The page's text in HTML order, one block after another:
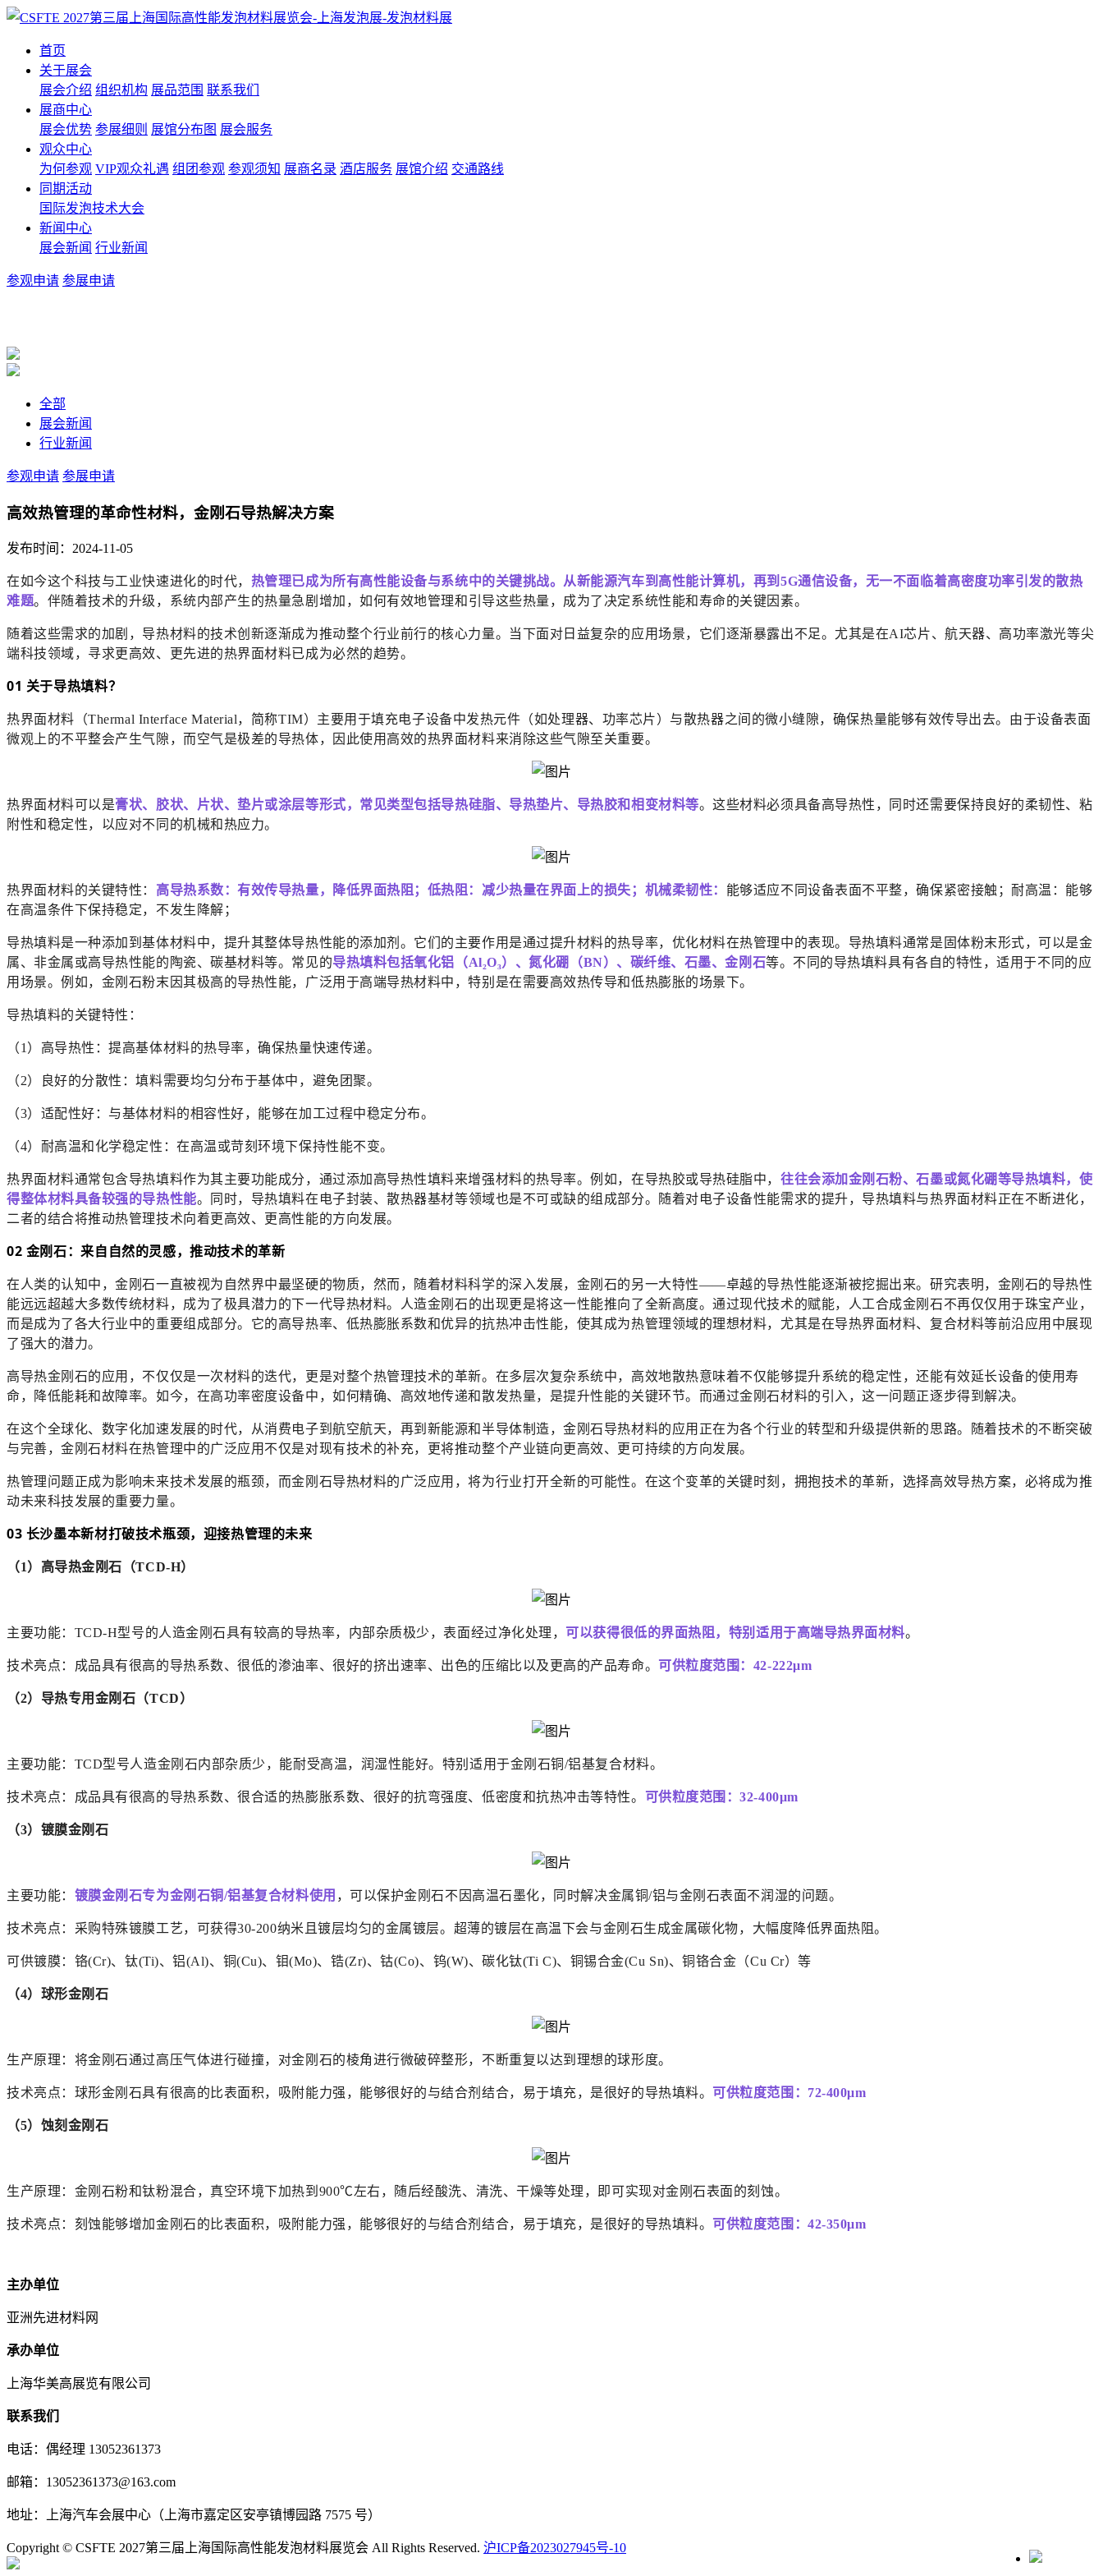
首页
关于展会
展会介绍 组织机构 展品范围 联系我们
展商中心
展会优势 参展细则 展馆分布图 展会服务
观众中心
为何参观 VIP观众礼遇 组团参观 参观须知 展商名录 酒店服务 展馆介绍 交通路线
同期活动
国际发泡技术大会
新闻中心
展会新闻 行业新闻
参观申请 参展申请
全部
展会新闻
行业新闻
参观申请 参展申请
高效热管理的革命性材料，金刚石导热解决方案
发布时间：2024-11-05
在如今这个科技与工业快速进化的时代， 热管理已成为所有高性能设备与系统中的关键挑战。从新能源汽车到高性能计算机，再到5G通信设备，无一不面临着高密度功率引发的散热
难题。伴随着技术的升级，系统内部产生的热量急剧增加，如何有效地管理和引导这些热量，成为了决定系统性能和寿命的关键因素。
随着这些需求的加剧，导热材料的技术创新逐渐成为推动整个行业前行的核心力量。当下面对日益复杂的应用场景，它们逐渐暴露出不足。尤其是在AI芯片、航天器、高功率激光等尖
端科技领域，寻求更高效、更先进的热界面材料已成为必然的趋势。
01 关于导热填料？
热界面材料（Thermal Interface Material，简称TIM）主要用于填充电子设备中发热元件（如处理器、功率芯片）与散热器之间的微小缝隙，确保热量能够有效传导出去。由于设备表面
微观上的不平整会产生气隙，而空气是极差的导热体，因此使用高效的热界面材料来消除这些气隙至关重要。
热界面材料可以是膏状、胶状、片状、垫片或涂层等形式，常见类型包括导热硅脂、导热垫片、导热胶和相变材料等。这些材料必须具备高导热性，同时还需要保持良好的柔韧性、粘
附性和稳定性，以应对不同的机械和热应力。
热界面材料的关键特性： 高导热系数：有效传导热量，降低界面热阻；低热阻：减少热量在界面上的损失；机械柔韧性： 能够适应不同设备表面不平整，确保紧密接触；耐高温：能够
在高温条件下保持稳定，不发生降解；
导热填料是一种添加到基体材料中，提升其整体导热性能的添加剂。它们的主要作用是通过提升材料的热导率，优化材料在热管理中的表现。导热填料通常是固体粉末形式，可以是金
属、非金属或高导热性能的陶瓷、碳基材料等。 常见的导热填料包括氧化铝（Al₂O₃）、氮化硼（BN）、碳纤维、石墨、金刚石等。不同的导热填料具有各自的特性，适用于不同的应
用场景。例如，金刚石粉末因其极高的导热性能，广泛用于高端导热材料中，特别是在需要高效热传导和低热膨胀的场景下。
导热填料的关键特性：
（1）高导热性：提高基体材料的热导率，确保热量快速传递。
（2）良好的分散性：填料需要均匀分布于基体中，避免团聚。
（3）适配性好：与基体材料的相容性好，能够在加工过程中稳定分布。
（4）耐高温和化学稳定性：在高温或苛刻环境下保持性能不变。
热界面材料通常包含导热填料作为其主要功能成分，通过添加高导热性填料来增强材料的热导率。例如，在导热胶或导热硅脂中，往往会添加金刚石粉、石墨或氮化硼等导热填料，使
得整体材料具备较强的导热性能。同时，导热填料在电子封装、散热器基材等领域也是不可或缺的组成部分。
随着对电子设备性能需求的提升，导热填料与热界面材料正在不断进化，
二者的结合将推动热管理技术向着更高效、更高性能的方向发展。
02 金刚石：来自自然的灵感，推动技术的革新
在人类的认知中，金刚石一直被视为自然界中最坚硬的物质，然而，随着材料科学的深入发展，金刚石的另一大特性——卓越的导热性能逐渐被挖掘出来。研究表明，金刚石的导热性
能远远超越大多数传统材料，成为了极具潜力的下一代导热材料。 人造金刚石的出现更是将这一性能推向了全新高度。通过现代技术的赋能，人工合成金刚石不再仅仅用于珠宝产业，
而是成为了各大行业中的重要组成部分。 它的高导热率、低热膨胀系数和优异的抗热冲击性能，使其成为热管理领域的理想材料，尤其是在导热界面材料、复合材料等前沿应用中展现
了强大的潜力。
高导热金刚石的应用，不仅仅是一次材料的迭代，更是对整个热管理技术的革新。在多层次复杂系统中，高效地散热意味着不仅能够提升系统的稳定性，还能有效延长设备的使用寿
命，降低能耗和故障率。如今，在高功率密度设备中，如何精确、高效地传递和散发热量，是提升性能的关键环节。而通过金刚石材料的引入，这一问题正逐步得到解决。
在这个全球化、数字化加速发展的时代，从消费电子到航空航天，再到新能源和半导体制造，金刚石导热材料的应用正在为各个行业的转型和升级提供新的思路。随着技术的不断突破
与完善，金刚石材料在热管理中的广泛应用不仅是对现有技术的补充，更将推动整个产业链向更高效、更可持续的方向发展。
热管理问题正成为影响未来技术发展的瓶颈，而金刚石导热材料的广泛应用，将为行业打开全新的可能性。在这个变革的关键时刻，拥抱技术的革新，选择高效导热方案，必将成为推
动未来科技发展的重要力量。
03 长沙墨本新材打破技术瓶颈，迎接热管理的未来
（1） 高导热金刚石（TCD-H）
主要功能：TCD-H型号的人造金刚石具有较高的导热率，内部杂质极少，表面经过净化处理， 可以获得很低的界面热阻，特别适用于高端导热界面材料。
技术亮点：成品具有很高的导热系数、很低的渗油率、很好的挤出速率、出色的压缩比以及更高的产品寿命。 可供粒度范围：42-222μm
（2） 导热专用金刚石（TCD）
主要功能：TCD型号人造金刚石内部杂质少，能耐受高温，润湿性能好。特别适用于金刚石铜/铝基复合材料。
技术亮点：成品具有很高的导热系数、很合适的热膨胀系数、很好的抗弯强度、低密度和抗热冲击等特性。 可供粒度范围：32-400μm
（3） 镀膜金刚石
主要功能： 镀膜金刚石专为金刚石铜/铝基复合材料使用 ，可以保护金刚石不因高温石墨化，同时解决金属铜/铝与金刚石表面不润湿的问题。
技术亮点：采购特殊镀膜工艺，可获得30-200纳米且镀层均匀的金属镀层。超薄的镀层在高温下会与金刚石生成金属碳化物，大幅度降低界面热阻。
可供镀膜：铬(Cr)、钛(Ti)、铝(Al)、铜(Cu)、钼(Mo)、锆(Zr)、钴(Co)、钨(W)、碳化钛(Ti C)、铜锡合金(Cu Sn)、铜铬合金（Cu Cr）等
（4）球形金刚石
生产原理：将金刚石通过高压气体进行碰撞，对金刚石的棱角进行微破碎整形，不断重复以达到理想的球形度。
技术亮点：球形金刚石具有很高的比表面积，吸附能力强，能够很好的与结合剂结合，易于填充，是很好的导热填料。 可供粒度范围：72-400μm
（5）蚀刻金刚石
生产原理：金刚石粉和钛粉混合，真空环境下加热到900℃左右，随后经酸洗、清洗、干燥等处理，即可实现对金刚石表面的刻蚀。
技术亮点：刻蚀能够增加金刚石的比表面积，吸附能力强，能够很好的与结合剂结合，易于填充，是很好的导热填料。 可供粒度范围：42-350μm
主办单位
亚洲先进材料网
承办单位
上海华美高展览有限公司
联系我们
电话：偶经理 13052361373
邮箱：13052361373@163.com
地址：上海汽车会展中心（上海市嘉定区安亭镇博园路 7575 号）
Copyright © CSFTE 2027第三届上海国际高性能发泡材料展览会 All Rights Reserved. 沪ICP备2023027945号-10